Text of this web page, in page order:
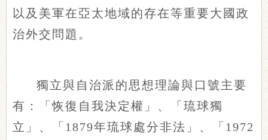
以及美軍在亞太地域的存在等重要大國政
治外交問題。
獨立與自治派的思想理論與口號主要
有：「恢復自我決定權」、「琉球獨
立」、「1879年琉球處分非法」、「1972